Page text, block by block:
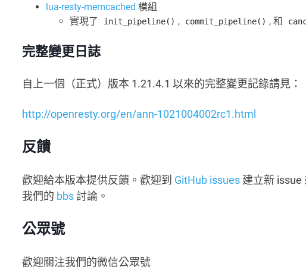
lua-resty-memcached 模組
實現了
init_pipeline() , commit_pipeline() , 和
完整變更日誌
自上一個（正式）版本 1.21.4.1 以來的完整變更記錄請見：
http://openresty.org/en/ann-1021004002rc1.html
反饋
歡迎給本版本提供反饋。歡迎到 GitHub issues 建立新 issue
我們的 bbs討論。
公眾號
歡迎關注我們的微信公眾號